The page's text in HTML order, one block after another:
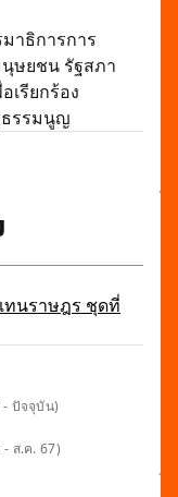
าธิการการ
ษยชน รัฐสภา
เรียกร้อง
ธรรมนูญ
ทนราษฎร ชุดที่
- ปัจจุบัน)
ส.ค. 67)